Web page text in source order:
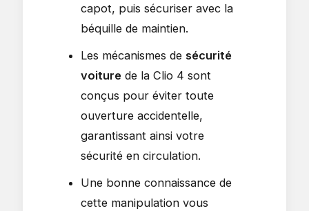
capot, puis sécuriser avec la
béquille de maintien.
Les mécanismes de sécurité
voiture de la Clio 4 sont
conçus pour éviter toute
ouverture accidentelle,
garantissant ainsi votre
sécurité en circulation.
Une bonne connaissance de
cette manipulation vous